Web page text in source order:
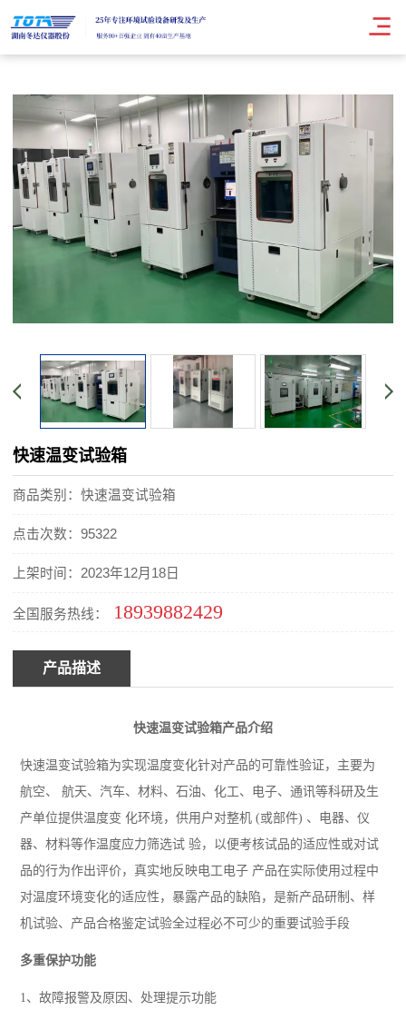
快速温变试验箱
商品类别：快速温变试验箱
点击次数：95322
上架时间：2023年12月18日
全国服务热线： 18939882429
产品描述
快速温变试验箱产品介绍
快速温变试验箱为实现温度变化针对产品的可靠性验证，主要为
航空、
航天、汽车、材料、石油、化工、电子、通讯等科研及生
产单位提供温度变 化环境，供用户对整机(或部件) 、电器、仪
器、材料等作温度应力筛选试 验，以便考核试品的适应性或对试
品的行为作出评价，真实地反映电工电子 产品在实际使用过程中
对温度环境变化的适应性，暴露产品的缺陷，是新产品研制、样
机试验、产品合格鉴定试验全过程必不可少的重要试验手段
多重保护功能
1、故障报警及原因、处理提示功能